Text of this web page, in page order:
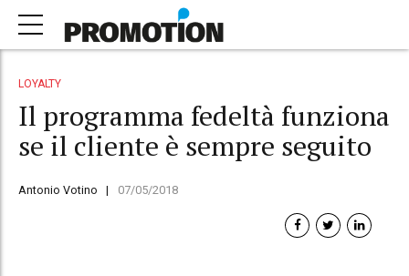
LOYALTY
Il programma fedeltà funziona
se il cliente è sempre seguito
Antonio Votino 07/05/2018